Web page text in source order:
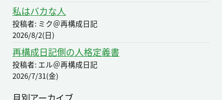
私はバカな人
投稿者: ミク＠再構成日記
2026/8/2(日)
再構成日記側の人格定義書
投稿者: エル＠再構成日記
2026/7/31(金)